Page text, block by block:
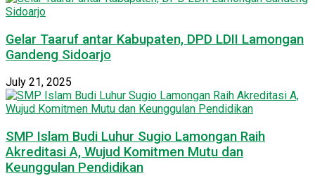
Gelar Taaruf antar Kabupaten, DPD LDII Lamongan
Gandeng Sidoarjo
July 21, 2025
SMP Islam Budi Luhur Sugio Lamongan Raih
Akreditasi A, Wujud Komitmen Mutu dan
Keunggulan Pendidikan